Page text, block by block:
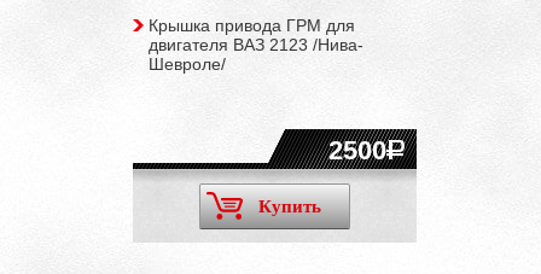
Крышка привода ГРМ для
двигателя ВАЗ 2123 /Нива-
Шевроле/
2500
Купить